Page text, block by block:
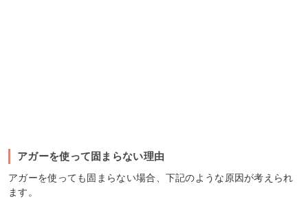
アガーを使って固まらない理由
アガーを使っても固まらない場合、下記のような原因が考えられ
ます。